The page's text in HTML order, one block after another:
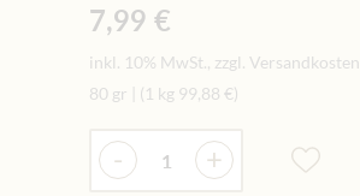
7,99 €
inkl. 10% MwSt., zzgl. Versandkosten
80 gr
(1 kg 99,88 €)
Menge
- +